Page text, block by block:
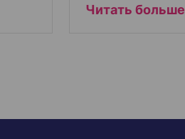
Читать больше